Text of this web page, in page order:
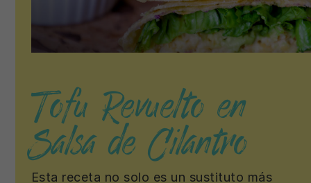
Tofu Revuelto en
Salsa de Cilantro
Esta receta no solo es un sustituto más